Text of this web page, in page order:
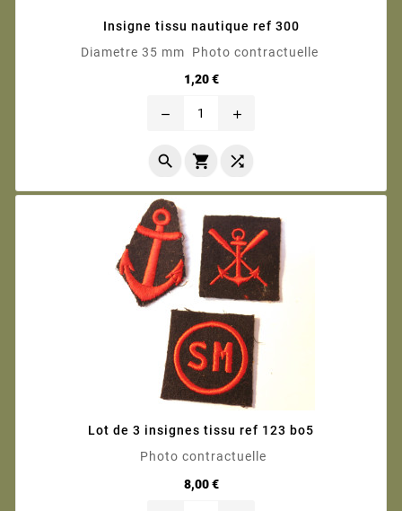
Insigne tissu nautique ref 300
Diametre 35 mm Photo contractuelle
1,20 €Prix
remove add
  
Lot de 3 insignes tissu ref 123 bo5
Photo contractuelle
8,00 €Prix